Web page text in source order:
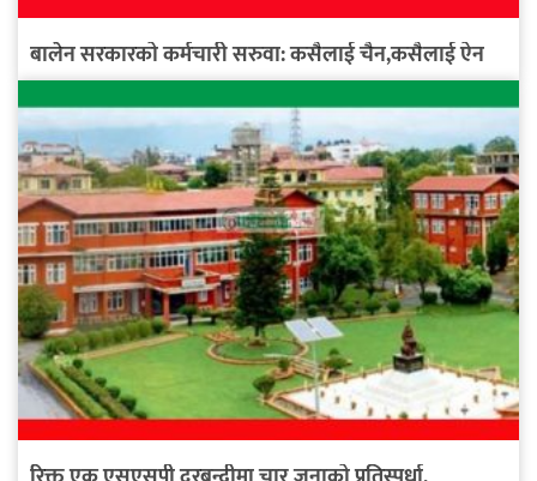
बालेन सरकारको कर्मचारी सरुवा: कसैलाई चैन,कसैलाई ऐन